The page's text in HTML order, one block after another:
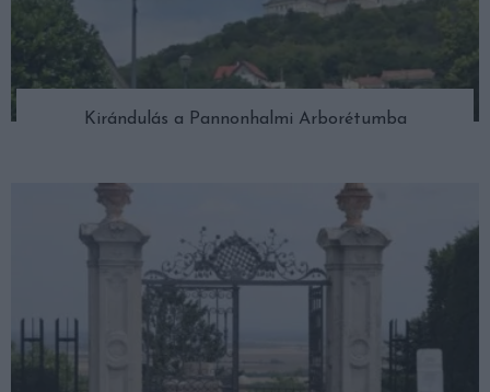
Kirándulás a Pannonhalmi Arborétumba